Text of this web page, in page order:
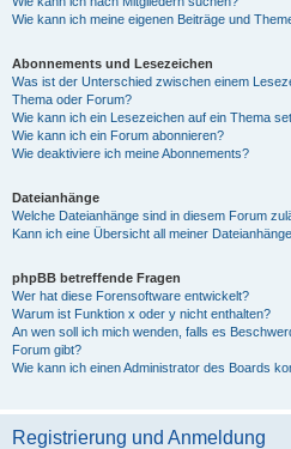
Wie kann ich meine eigenen Beiträge und
Abonnements und Lesezeichen
Was ist der Unterschied zwischen einem
Thema oder Forum?
Wie kann ich ein Lesezeichen auf ein Thema
Wie kann ich ein Forum abonnieren?
Wie deaktiviere ich meine Abonnements?
Dateianhänge
Welche Dateianhänge sind in diesem Forum
Kann ich eine Übersicht all meiner
phpBB betreffende Fragen
Wer hat diese Forensoftware entwickelt?
Warum ist Funktion x oder y nicht enthalten?
An wen soll ich mich wenden, falls es
Forum gibt?
Wie kann ich einen Administrator des Boards
Registrierung und Anmeldung